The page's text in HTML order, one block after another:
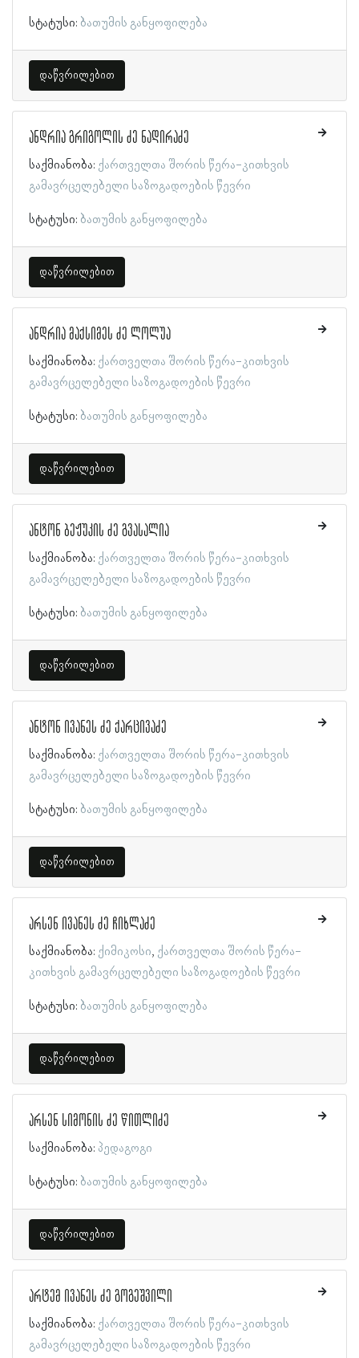
სტატუსი: ბათუმის განყოფილება
დაწვრილებით
ანდრია გრიგოლის ძე ნადირაძე
საქმიანობა: ქართველთა შორის წერა-კითხვის
გამავრცელებელი საზოგადოების წევრი
სტატუსი: ბათუმის განყოფილება
დაწვრილებით
ანდრია მაქსიმეს ძე ლოლუა
საქმიანობა: ქართველთა შორის წერა-კითხვის
გამავრცელებელი საზოგადოების წევრი
სტატუსი: ბათუმის განყოფილება
დაწვრილებით
ანტონ ბეჟუკის ძე გვასალია
საქმიანობა: ქართველთა შორის წერა-კითხვის
გამავრცელებელი საზოგადოების წევრი
სტატუსი: ბათუმის განყოფილება
დაწვრილებით
ანტონ ივანეს ძე ქარცივაძე
საქმიანობა: ქართველთა შორის წერა-კითხვის
გამავრცელებელი საზოგადოების წევრი
სტატუსი: ბათუმის განყოფილება
დაწვრილებით
არსენ ივანეს ძე ჩიხლაძე
საქმიანობა: ქიმიკოსი ქართველთა შორის წერა-
კითხვის გამავრცელებელი საზოგადოების წევრი
სტატუსი: ბათუმის განყოფილება
დაწვრილებით
არსენ სიმონის ძე წითლიძე
საქმიანობა: პედაგოგი
სტატუსი: ბათუმის განყოფილება
დაწვრილებით
არტემ ივანეს ძე გოგეშვილი
საქმიანობა: ქართველთა შორის წერა-კითხვის
გამავრცელებელი საზოგადოების წევრი